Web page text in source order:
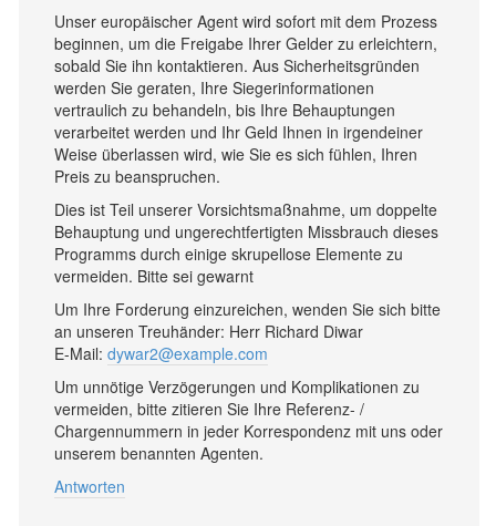
Unser europäischer Agent wird sofort mit dem Prozess
beginnen, um die Freigabe Ihrer Gelder zu erleichtern,
sobald Sie ihn kontaktieren. Aus Sicherheitsgründen
werden Sie geraten, Ihre Siegerinformationen
vertraulich zu behandeln, bis Ihre Behauptungen
verarbeitet werden und Ihr Geld Ihnen in irgendeiner
Weise überlassen wird, wie Sie es sich fühlen, Ihren
Preis zu beanspruchen.
Dies ist Teil unserer Vorsichtsmaßnahme, um doppelte
Behauptung und ungerechtfertigten Missbrauch dieses
Programms durch einige skrupellose Elemente zu
vermeiden. Bitte sei gewarnt
Um Ihre Forderung einzureichen, wenden Sie sich bitte
an unseren Treuhänder: Herr Richard Diwar
E-Mail: dywar2@example.com
Um unnötige Verzögerungen und Komplikationen zu
vermeiden, bitte zitieren Sie Ihre Referenz- /
Chargennummern in jeder Korrespondenz mit uns oder
unserem benannten Agenten.
Antworten